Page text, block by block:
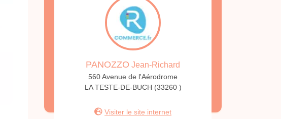
PANOZZO Jean-Richard
560 Avenue de l'Aérodrome
LA TESTE-DE-BUCH (33260 )
Visiter le site internet